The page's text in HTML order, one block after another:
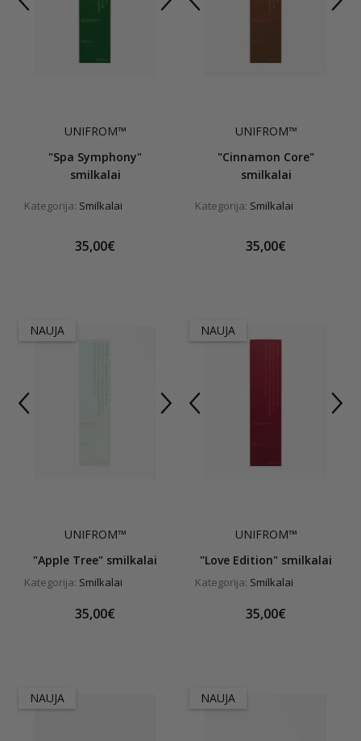
UNIFROM™
"Spa Symphony"
smilkalai
Kategorija: Smilkalai
35,00€
UNIFROM™
"Cinnamon Core"
smilkalai
Kategorija: Smilkalai
35,00€
NAUJA
UNIFROM™
"Apple Tree" smilkalai
Kategorija: Smilkalai
35,00€
NAUJA
UNIFROM™
"Love Edition" smilkalai
Kategorija: Smilkalai
35,00€
NAUJA NAUJA